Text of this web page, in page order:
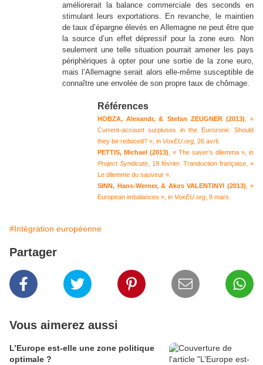
améliorerait la balance commerciale des seconds en
stimulant leurs exportations. En revanche, le maintien
de taux d’épargne élevés en Allemagne ne peut être que
la source d’un effet dépressif pour la zone euro. Non
seulement une telle situation pourrait amener les pays
périphériques à opter pour une sortie de la zone euro,
mais l’Allemagne serait alors elle-même susceptible de
connaître une envolée de son propre taux de chômage.
Références
HOBZA, Alexandr, & Stefan ZEUGNER (2013) , «
Current-account surpluses in the Eurozone: Should
they be reduced? », in VoxEU.org , 26 avril.
PETTIS, Michael (2013) , « The saver’s dilemma », in
Project Syndicate , 19 février. Tranduction française, «
Le dilemme du sauveur »
SINN, Hans-Werner, & Akos VALENTINYI (2013) , «
European imbalances », in VoxEU.org , 9 mars.
#Intégration européenne
Partager
Vous aimerez aussi
L’Europe est-elle une zone politique
optimale ?